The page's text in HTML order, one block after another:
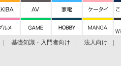
基礎知識・入門者向け 法人向け